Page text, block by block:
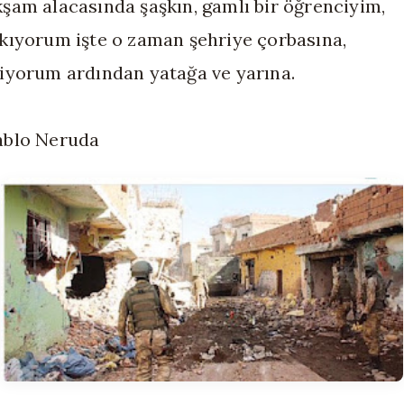
alacasında şaşkın, gamlı bir öğrenciyim,
işte o zaman şehriye çorbasına,
ardından yatağa ve yarına.
Neruda